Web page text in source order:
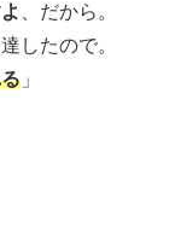
、だから。
したので。
」